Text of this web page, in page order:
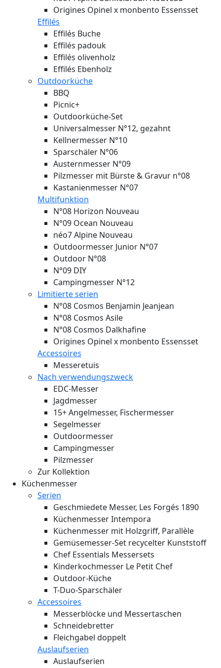
Origines Opinel x monbento Essensset
Effilés
Effilés Buche
Effilés padouk
Effilés olivenholz
Effilés Ebenholz
Outdoorküche
BBQ
Picnic+
Outdoorküche-Set
Universalmesser N°12, gezahnt
Kellnermesser N°10
Sparschäler N°06
Austernmesser N°09
Pilzmesser mit Bürste & Gravur n°08
Kastanienmesser N°07
Multifunktion
N°08 Horizon Nouveau
N°09 Ocean Nouveau
néo7 Alpine Nouveau
Outdoormesser Junior N°07
Outdoor N°08
N°09 DIY
Campingmesser N°12
Limitierte serien
N°08 Cosmos Benjamin Jeanjean
N°08 Cosmos Asile
N°08 Cosmos Dalkhafine
Origines Opinel x monbento Essensset
Accessoires
Messeretuis
Nach verwendungszweck
EDC-Messer
Jagdmesser
15+ Angelmesser, Fischermesser
Segelmesser
Outdoormesser
Campingmesser
Pilzmesser
Zur Kollektion
Küchenmesser
Serien
Geschmiedete Messer, Les Forgés 1890
Küchenmesser Intempora
Küchenmesser mit Holzgriff, Parallèle
Gemüsemesser-Set recycelter Kunststoff
Chef Essentials Messersets
Kinderkochmesser Le Petit Chef
Outdoor-Küche
T-Duo-Sparschäler
Accessoires
Messerblöcke und Messertaschen
Schneidebretter
Fleichgabel doppelt
Auslaufserien
Auslaufserien